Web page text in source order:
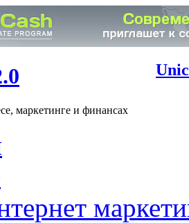
маркетинге и финансах